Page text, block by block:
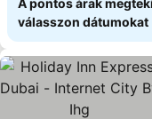
A pontos árak
válasszon dátumokat